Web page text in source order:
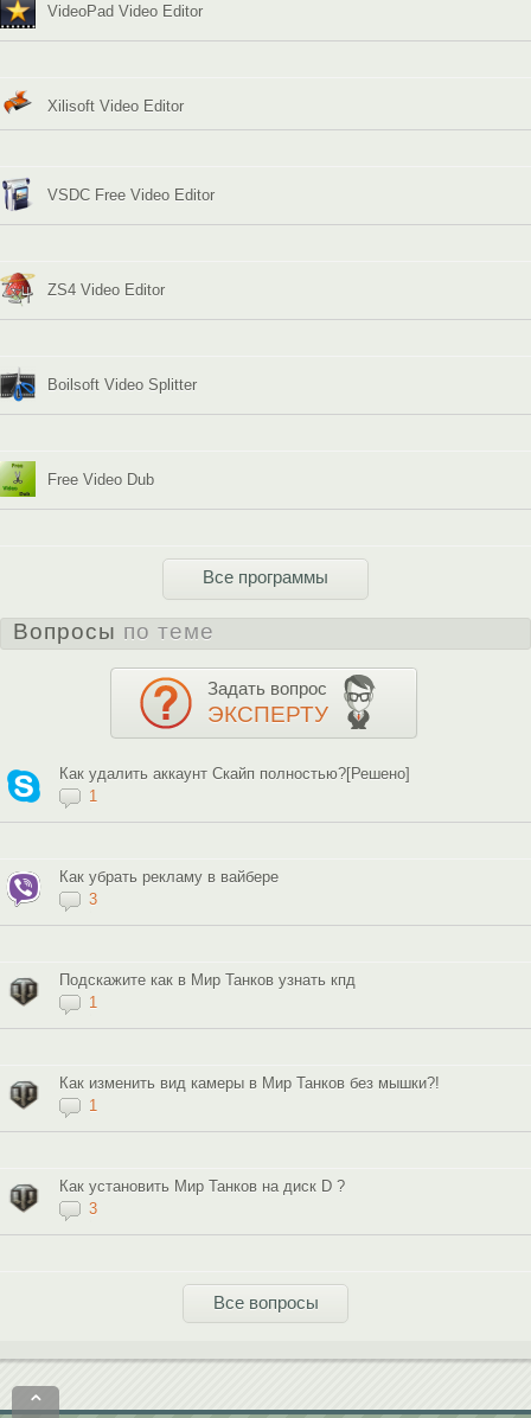
VideoPad Video Editor
Xilisoft Video Editor
VSDC Free Video Editor
ZS4 Video Editor
Boilsoft Video Splitter
Free Video Dub
Все программы
Вопросы по теме
Задать вопрос
ЭКСПЕРТУ
Как удалить аккаунт Скайп полностью?[Решено]
1
Как убрать рекламу в вайбере
3
Подскажите как в Мир Танков узнать кпд
1
Как изменить вид камеры в Мир Танков без мышки?!
1
Как установить Мир Танков на диск D ?
3
Все вопросы
⌃